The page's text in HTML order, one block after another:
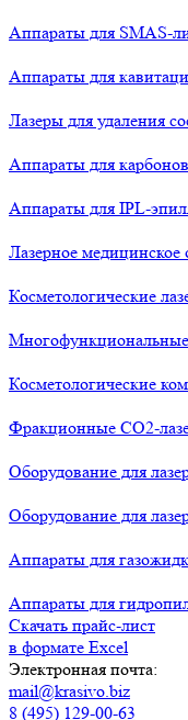
Аппараты для SMAS-
Аппараты для
Лазеры для удаления
Аппараты для
Аппараты для IPL-
Лазерное медицинское
Косметологические
Многофункциональные
Косметологические
Фракционные СО2-
Оборудование для
Оборудование для
Аппараты для
Аппараты для
Скачать прайс-лист
в формате Excel
Электронная почта:
mail@krasivo.biz
8 (495) 129-00-63